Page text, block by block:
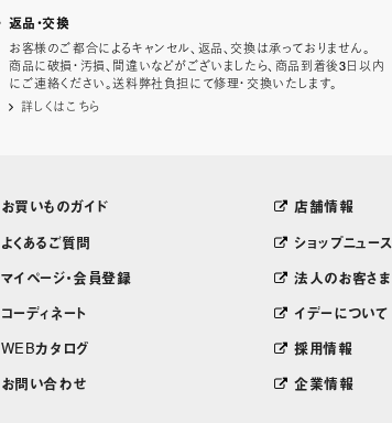
返品・交換
お客様のご都合によるキャンセル、返品、交換は承っておりません。
商品に破損・汚損、間違いなどがございましたら、商品到着後3日以内
にご連絡ください。送料弊社負担にて修理・交換いたします。
詳しくはこちら
お買いものガイド
よくあるご質問
マイページ・会員登録
コーディネート
WEBカタログ
お問い合わせ
店舗情報
ショップニュース
法人のお客さま
イデーについて
採用情報
企業情報